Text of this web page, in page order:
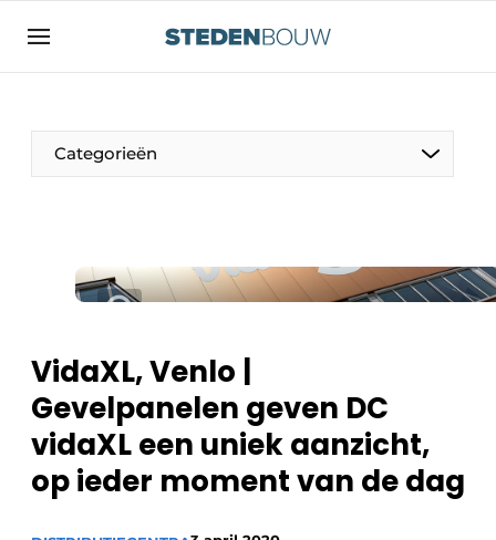
Aanmelden
asset
authlogoff logon
Direct contact
Home
Jaarboek
Meest gelezen
Nieuwsbrief
Categorieën
Woning- en utiliteitsbouw
Distributiecentra
Gevels, Daken & Daktuinen
VidaXL, Venlo |
Gevelpanelen geven DC
vidaXL een uniek aanzicht,
op ieder moment van de dag